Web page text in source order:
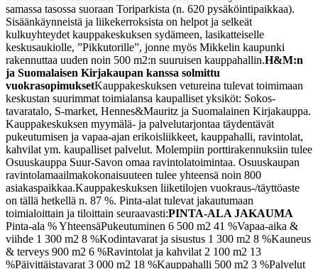
samassa tasossa suoraan Toriparkista (n. 620 pysäköintipaikkaa).
Sisäänkäynneistä ja liikekerroksista on helpot ja selkeät
kulkuyhteydet kauppakeskuksen sydämeen, lasikatteiselle
keskusaukiolle, ”Pikkutorille”, jonne myös Mikkelin kaupunki
rakennuttaa uuden noin 500 m2:n suuruisen kauppahallin.H&M:n
ja Suomalaisen Kirjakaupan kanssa solmittu
vuokrasopimuksetKauppakeskuksen vetureina tulevat toimimaan
keskustan suurimmat toimialansa kaupalliset yksiköt: Sokos-
tavaratalo, S-market, Hennes&Mauritz ja Suomalainen Kirjakauppa.
Kauppakeskuksen myymälä- ja palvelutarjontaa täydentävät
pukeutumisen ja vapaa-ajan erikoisliikkeet, kauppahalli, ravintolat,
kahvilat ym. kaupalliset palvelut. Molempiin porttirakennuksiin tulee
Osuuskauppa Suur-Savon omaa ravintolatoimintaa. Osuuskaupan
ravintolamaailmakokonaisuuteen tulee yhteensä noin 800
asiakaspaikkaa.Kauppakeskuksen liiketilojen vuokraus-/täyttöaste
on tällä hetkellä n. 87 %. Pinta-alat tulevat jakautumaan
toimialoittain ja tiloittain seuraavasti:PINTA-ALA JAKAUMA
Pinta-ala % YhteensäPukeutuminen 6 500 m2 41 %Vapaa-aika &
viihde 1 300 m2 8 %Kodintavarat ja sisustus 1 300 m2 8 %Kauneus
& terveys 900 m2 6 %Ravintolat ja kahvilat 2 100 m2 13
%Päivittäistavarat 3 000 m2 18 %Kauppahalli 500 m2 3 %Palvelut